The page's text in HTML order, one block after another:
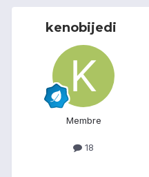
kenobijedi
Membre
18